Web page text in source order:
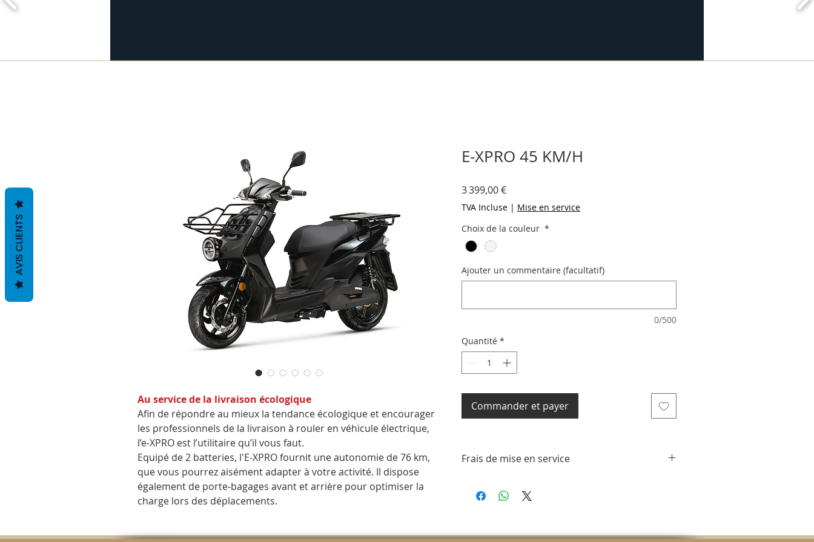
Au service de la livraison écologique
Afin de répondre au mieux la tendance écologique et encourager
les professionnels de la livraison à rouler en véhicule électrique,
l’e-XPRO est l’utilitaire qu’il vous faut.
Equipé de 2 batteries, l'E-XPRO fournit une autonomie de 76 km,
que vous pourrez aisément adapter à votre activité. Il dispose
également de porte-bagages avant et arrière pour optimiser la
charge lors des déplacements.
E-XPRO 45 KM/H
3 399,00 €Prix
TVA Incluse | Mise en service
Choix de la couleur *
Ajouter un commentaire (facultatif)
0/500
Quantité *
Commander et payer
Frais de mise en service
sont de 120 € pour cet article
AVIS CLIENTS